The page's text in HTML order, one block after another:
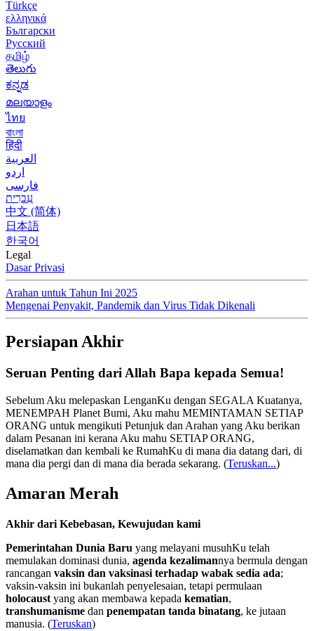
Türkçe
ελληνικά
Български
Русский
தமிழ்
తెలుగు
ಕನ್ನಡ
മലയാളം
ไทย
বাংলা
हिंदी
العربية
اردو
فارسی
עִברִית
中文 (简体)
日本語
한국어
Legal
Dasar Privasi
Arahan untuk Tahun Ini 2025
Mengenai Penyakit, Pandemik dan Virus Tidak Dikenali
Persiapan Akhir
Seruan Penting dari Allah Bapa kepada Semua!
Sebelum Aku melepaskan LenganKu dengan SEGALA Kuatanya,
MENEMPAH Planet Bumi, Aku mahu MEMINTAMAN SETIAP
ORANG untuk mengikuti Petunjuk dan Arahan yang Aku berikan
dalam Pesanan ini kerana Aku mahu SETIAP ORANG,
diselamatkan dan kembali ke RumahKu di mana dia datang dari, di
mana dia pergi dan di mana dia berada sekarang. (Teruskan...)
Amaran Merah
Akhir dari Kebebasan, Kewujudan kami
Pemerintahan Dunia Baru yang melayani musuhKu telah
memulakan dominasi dunia, agenda kezalimannya bermula dengan
rancangan vaksin dan vaksinasi terhadap wabak sedia ada;
vaksin-vaksin ini bukanlah penyelesaian, tetapi permulaan
holocaust yang akan membawa kepada kematian,
transhumanisme dan penempatan tanda binatang, ke jutaan
manusia. (Teruskan)